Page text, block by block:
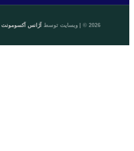
2026 © | وبسایت توسط آژانس آکسومونت